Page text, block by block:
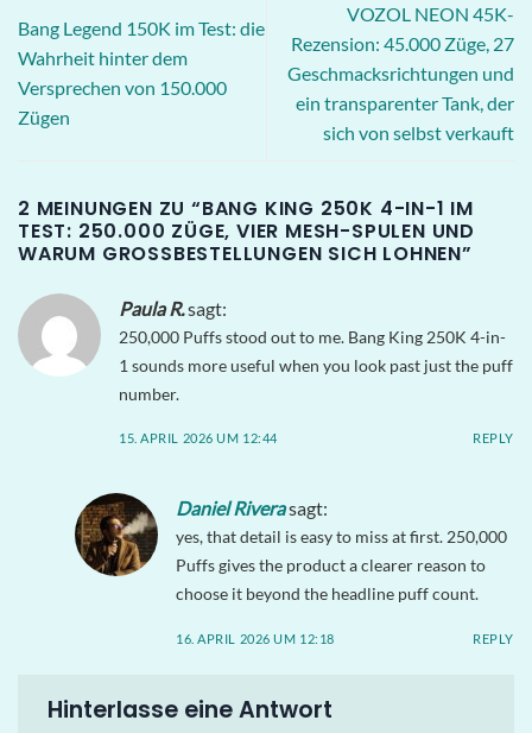
Bang Legend 150K im Test: die
Wahrheit hinter dem
Versprechen von 150.000
Zügen
VOZOL NEON 45K-
Rezension: 45.000 Züge, 27
Geschmacksrichtungen und
ein transparenter Tank, der
sich von selbst verkauft
2 MEINUNGEN ZU “BANG KING 250K 4-IN-1 IM
TEST: 250.000 ZÜGE, VIER MESH-SPULEN UND
WARUM GROSSBESTELLUNGEN SICH LOHNEN ”
Paula R.sagt:
250,000 Puffs stood out to me. Bang King 250K 4-in-
1 sounds more useful when you look past just the puff
number.
15. APRIL 2026 UM 12:44 REPLY
Daniel Riverasagt:
yes, that detail is easy to miss at first. 250,000
Puffs gives the product a clearer reason to
choose it beyond the headline puff count.
16. APRIL 2026 UM 12:18 REPLY
Hinterlasse eine Antwort